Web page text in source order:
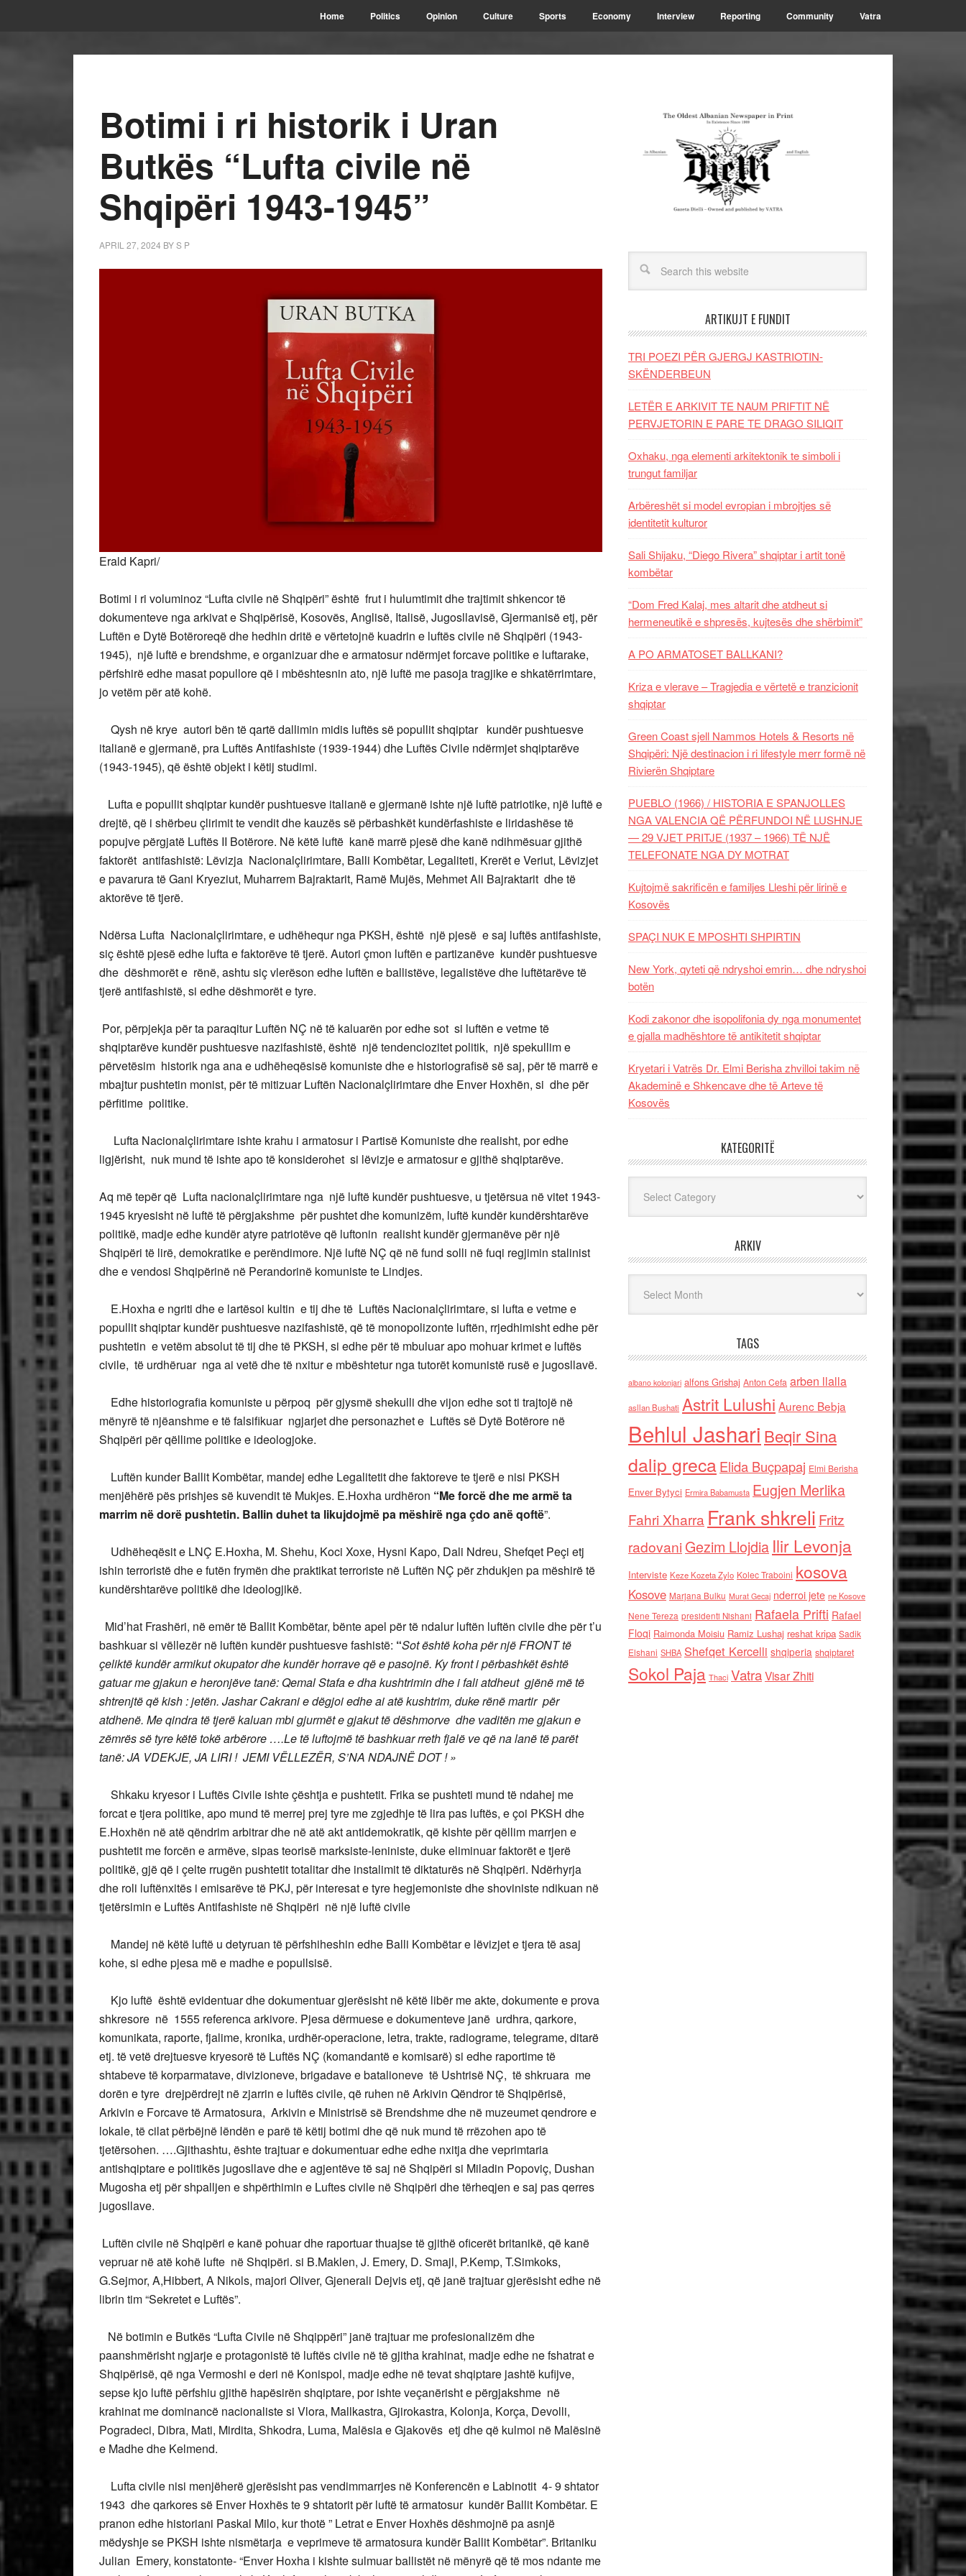
Home Politics Opinion Culture Sports Economy Interview Reporting Community Vatra
Botimi i ri historik i Uran
Butkës “Lufta civile në
Shqipëri 1943-1945”
APRIL 27, 2024 BYS P
Erald Kapri/
Botimi i ri voluminoz “Lufta civile në Shqipëri” është frut i hulumtimit dhe trajtimit shkencor të
dokumenteve nga arkivat e Shqipërisë, Kosovës, Anglisë, Italisë, Jugosllavisë, Gjermanisë etj, për
Luftën e Dytë Botëroreqë dhe hedhin dritë e vërtetojnë kuadrin e luftës civile në Shqipëri (1943-
1945), një luftë e brendshme, e organizuar dhe e armatosur ndërmjet forcave politike e luftarake,
përfshirë edhe masat popullore që i mbështesnin ato, një luftë me pasoja tragjike e shkatërrimtare,
jo vetëm për atë kohë.
Qysh në krye autori bën të qartë dallimin midis luftës së popullit shqiptar kundër pushtuesve
italianë e gjermanë, pra Luftës Antifashiste (1939-1944) dhe Luftës Civile ndërmjet shqiptarëve
(1943-1945), që është objekt i këtij studimi.
Lufta e popullit shqiptar kundër pushtuesve italianë e gjermanë ishte një luftë patriotike, një luftë e
drejtë, që i shërbeu çlirimit te vendit dhe kauzës së përbashkët kundërfashiste e liridashëse të
popujve përgjatë Luftës II Botërore. Në këtë luftë kanë marrë pjesë dhe kanë ndihmësuar gjithë
faktorët antifashistë: Lëvizja Nacionalçlirimtare, Balli Kombëtar, Legaliteti, Krerët e Veriut, Lëvizjet
e pavarura të Gani Kryeziut, Muharrem Bajraktarit, Ramë Mujës, Mehmet Ali Bajraktarit dhe të
aktorëve të tjerë.
Ndërsa Lufta Nacionalçlirimtare, e udhëhequr nga PKSH, është një pjesë e saj luftës antifashiste,
siç është pjesë edhe lufta e faktorëve të tjerë. Autori çmon luftën e partizanëve kundër pushtuesve
dhe dëshmorët e rënë, ashtu siç vlerëson edhe luftën e ballistëve, legalistëve dhe luftëtarëve të
tjerë antifashistë, si edhe dëshmorët e tyre.
Por, përpjekja për ta paraqitur Luftën NÇ në të kaluarën por edhe sot si luftën e vetme të
shqiptarëve kundër pushtuesve nazifashistë, është një tendenciozitet politik, një spekullim e
përvetësim historik nga ana e udhëheqësisë komuniste dhe e historiografisë së saj, për të marrë e
mbajtur pushtetin monist, për të mitizuar Luftën Nacionalçlirimtare dhe Enver Hoxhën, si dhe për
përfitime politike.
Lufta Nacionalçlirimtare ishte krahu i armatosur i Partisë Komuniste dhe realisht, por edhe
ligjërisht, nuk mund të ishte apo të konsiderohet si lëvizje e armatosur e gjithë shqiptarëve.
Aq më tepër që Lufta nacionalçlirimtare nga një luftë kundër pushtuesve, u tjetërsua në vitet 1943-
1945 kryesisht në luftë të përgjakshme për pushtet dhe komunizëm, luftë kundër kundërshtarëve
politikë, madje edhe kundër atyre patriotëve që luftonin realisht kundër gjermanëve për një
Shqipëri të lirë, demokratike e perëndimore. Një luftë NÇ që në fund solli në fuqi regjimin stalinist
dhe e vendosi Shqipërinë në Perandorinë komuniste te Lindjes.
E.Hoxha e ngriti dhe e lartësoi kultin e tij dhe të Luftës Nacionalçlirimtare, si lufta e vetme e
popullit shqiptar kundër pushtuesve nazifashistë, që të monopolizonte luftën, rrjedhimisht edhe për
pushtetin e vetëm absolut të tij dhe të PKSH, si edhe për të mbuluar apo mohuar krimet e luftës
civile, të urdhëruar nga ai vetë dhe të nxitur e mbështetur nga tutorët komunistë rusë e jugosllavë.
Edhe historiografia komuniste u përpoq për gjysmë shekulli dhe vijon edhe sot ti trajtojë në
mënyrë të njëanshme e të falsifikuar ngjarjet dhe personazhet e Luftës së Dytë Botërore në
Shqipëri për qëllime politike e ideologjoke.
Luftën kunder Ballit Kombëtar, mandej edhe Legalitetit dhe faktoreve te tjerë e nisi PKSH
menjëhërë pës prishjes së kuvendit të Mukjes. E.Hoxha urdhëron “Me forcë dhe me armë ta
marrim në dorë pushtetin. Ballin duhet ta likujdojmë pa mëshirë nga çdo anë qoftë”.
Udhëheqësit e LNÇ E.Hoxha, M. Shehu, Koci Xoxe, Hysni Kapo, Dali Ndreu, Shefqet Peçi etj
ishin terroristë dhe e futën frymën dhe praktikat terroriste në Luftën NÇ për zhdukjen pa mëshirë të
kundërshtarëve politikë dhe ideologjikë.
Mid’hat Frashëri, në emër të Ballit Kombëtar, bënte apel për të ndalur luftën luftën civile dhe për t’u
bashkuar si vëllezër në luftën kundër pushtuesve fashistë: “Sot është koha për një FRONT të
çeliktë kundër armikut okupator dhe kundër horrave që e pasojnë. Ky front i përbashkët është
gatuar me gjakun e heronjëve tanë: Qemal Stafa e dha kushtrimin dhe i fali atdheut gjënë më të
shtrenjtë që kish : jetën. Jashar Cakrani e dëgjoi edhe ai atë kushtrim, duke rënë martir për
atdhenë. Me qindra të tjerë kaluan mbi gjurmët e gjakut të dëshmorve dhe vaditën me gjakun e
zëmrës së tyre këtë tokë arbërore ….Le të luftojmë të bashkuar rreth fjalë ve që na lanë të parët
tanë: JA VDEKJE, JA LIRI ! JEMI VËLLEZËR, S’NA NDAJNË DOT ! »
Shkaku kryesor i Luftës Civile ishte çështja e pushtetit. Frika se pushteti mund të ndahej me
forcat e tjera politike, apo mund të merrej prej tyre me zgjedhje të lira pas luftës, e çoi PKSH dhe
E.Hoxhën në atë qëndrim arbitrar dhe në atë akt antidemokratik, që kishte për qëllim marrjen e
pushtetit me forcën e armëve, sipas teorisë marksiste-leniniste, duke eliminuar faktorët e tjerë
politikë, gjë që i çelte rrugën pushtetit totalitar dhe instalimit të diktaturës në Shqipëri. Ndërhyrja
dhe roli luftënxitës i emisarëve të PKJ, për interesat e tyre hegjemoniste dhe shoviniste ndikuan në
tjetërsimin e Luftës Antifashiste në Shqipëri në një luftë civile
Mandej në këtë luftë u detyruan të përfshiheshin edhe Balli Kombëtar e lëvizjet e tjera të asaj
kohe, si edhe pjesa më e madhe e popullsisë.
Kjo luftë është evidentuar dhe dokumentuar gjerësisht në këtë libër me akte, dokumente e prova
shkresore në 1555 referenca arkivore. Pjesa dërmuese e dokumenteve janë urdhra, qarkore,
komunikata, raporte, fjalime, kronika, urdhër-operacione, letra, trakte, radiograme, telegrame, ditarë
etj. të vetë drejtuesve kryesorë të Luftës NÇ (komandantë e komisarë) si edhe raportime të
shtabeve të korparmatave, divizioneve, brigadave e batalioneve të Ushtrisë NÇ, të shkruara me
dorën e tyre drejpërdrejt në zjarrin e luftës civile, që ruhen në Arkivin Qëndror të Shqipërisë,
Arkivin e Forcave të Armatosura, Arkivin e Ministrisë së Brendshme dhe në muzeumet qendrore e
lokale, të cilat përbëjnë lëndën e parë të këtij botimi dhe që nuk mund të rrëzohen apo të
tjetërsohen. ….Gjithashtu, ështe trajtuar e dokumentuar edhe edhe nxitja dhe veprimtaria
antishqiptare e politikës jugosllave dhe e agjentëve të saj në Shqipëri si Miladin Popoviç, Dushan
Mugosha etj për shpalljen e shpërthimin e Luftes civile në Shqipëri dhe tërheqjen e saj pas qerres
jugosllave.
Luftën civile në Shqipëri e kanë pohuar dhe raportuar thuajse të gjithë oficerët britanikë, që kanë
vepruar në atë kohë lufte në Shqipëri. si B.Maklen, J. Emery, D. Smajl, P.Kemp, T.Simkoks,
G.Sejmor, A,Hibbert, A Nikols, majori Oliver, Gjenerali Dejvis etj, që janë trajtuar gjerësisht edhe në
librin tim “Sekretet e Luftës”.
Në botimin e Butkës “Lufta Civile në Shqippëri” janë trajtuar me profesionalizëm dhe
paanshmërisht ngjarje e protagonistë të luftës civile në të gjitha krahinat, madje edhe ne fshatrat e
Shqipërisë, që nga Vermoshi e deri në Konispol, madje edhe në tevat shqiptare jashtë kufijve,
sepse kjo luftë përfshiu gjithë hapësirën shqiptare, por ishte veçanërisht e përgjakshme në
krahinat me dominancë nacionaliste si Vlora, Mallkastra, Gjirokastra, Kolonja, Korça, Devolli,
Pogradeci, Dibra, Mati, Mirdita, Shkodra, Luma, Malësia e Gjakovës etj dhe që kulmoi në Malësinë
e Madhe dhe Kelmend.
Lufta civile nisi menjëherë gjerësisht pas vendimmarrjes në Konferencën e Labinotit 4- 9 shtator
1943 dhe qarkores së Enver Hoxhës te 9 shtatorit për luftë të armatosur kundër Ballit Kombëtar. E
pranon edhe historiani Paskal Milo, kur thotë ” Letrat e Enver Hoxhës dëshmojnë pa asnjë
mëdyshje se PKSH ishte nismëtarja e veprimeve të armatosura kundër Ballit Kombëtar”. Britaniku
Julian Emery, konstatonte- “Enver Hoxha i kishte sulmuar ballistët në mënyrë që të mos ndante me
ARTIKUJT E FUNDIT
TRI POEZI PËR GJERGJ KASTRIOTIN-
SKËNDERBEUN
LETËR E ARKIVIT TE NAUM PRIFTIT NË
PERVJETORIN E PARE TE DRAGO SILIQIT
Oxhaku, nga elementi arkitektonik te simboli i
trungut familjar
Arbëreshët si model evropian i mbrojtjes së
identitetit kulturor
Sali Shijaku, “Diego Rivera” shqiptar i artit tonë
kombëtar
“Dom Fred Kalaj, mes altarit dhe atdheut si
hermeneutikë e shpresës, kujtesës dhe shërbimit”
A PO ARMATOSET BALLKANI?
Kriza e vlerave – Tragjedia e vërtetë e tranzicionit
shqiptar
Green Coast sjell Nammos Hotels & Resorts në
Shqipëri: Një destinacion i ri lifestyle merr formë në
Rivierën Shqiptare
PUEBLO (1966) / HISTORIA E SPANJOLLES
NGA VALENCIA QË PËRFUNDOI NË LUSHNJE
— 29 VJET PRITJE (1937 – 1966) TË NJË
TELEFONATE NGA DY MOTRAT
Kujtojmë sakrificën e familjes Lleshi për lirinë e
Kosovës
SPAÇI NUK E MPOSHTI SHPIRTIN
New York, qyteti që ndryshoi emrin… dhe ndryshoi
botën
Kodi zakonor dhe isopolifonia dy nga monumentet
e gjalla madhështore të antikitetit shqiptar
Kryetari i Vatrës Dr. Elmi Berisha zhvilloi takim në
Akademinë e Shkencave dhe të Arteve të
Kosovës
KATEGORITË
ARKIV
TAGS
albano kolonjari alfons Grishaj Anton Cefa arben llalla
asllan Bushati Astrit Lulushi Aurenc Bebja
Behlul Jashari Beqir Sina
dalip grecaElida Buçpapaj Elmi Berisha
Enver Bytyci Ermira Babamusta Eugjen Merlika
Fahri Xharra Frank shkreli Fritz
radovaniGezim Llojdia Ilir Levonja
Interviste Keze Kozeta Zylo Kolec Traboini kosova
Kosove Marjana Bulku Murat Gecaj nderroi jete ne Kosove
Nene Tereza presidenti Nishani Rafaela Prifti Rafael
Floqi Raimonda Moisiu Ramiz Lushaj reshat kripa Sadik
Elshani SHBA Shefqet Kercelli shqiperia shqiptaret
Sokol Paja Thaci VatraVisar Zhiti